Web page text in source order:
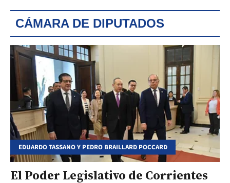
CÁMARA DE DIPUTADOS
EDUARDO TASSANO Y PEDRO BRAILLARD POCCARD
El Poder Legislativo de Corrientes